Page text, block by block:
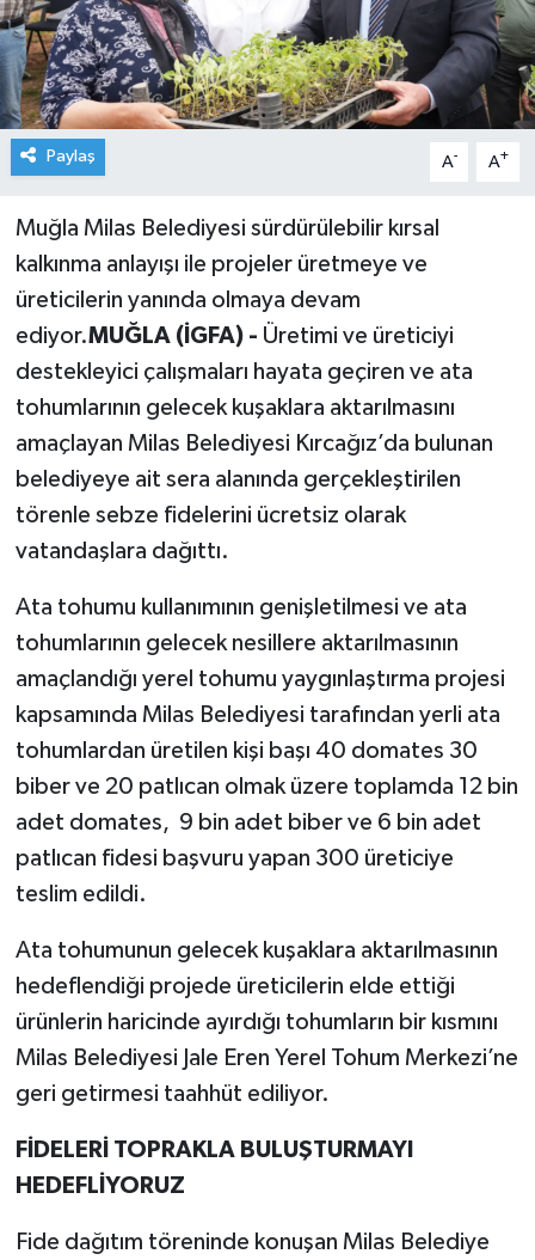
Paylaş A- A+
Muğla Milas Belediyesi sürdürülebilir kırsal
kalkınma anlayışı ile projeler üretmeye ve
üreticilerin yanında olmaya devam
ediyor.MUĞLA (İGFA) - Üretimi ve üreticiyi
destekleyici çalışmaları hayata geçiren ve ata
tohumlarının gelecek kuşaklara aktarılmasını
amaçlayan Milas Belediyesi Kırcağız’da bulunan
belediyeye ait sera alanında gerçekleştirilen
törenle sebze fidelerini ücretsiz olarak
vatandaşlara dağıttı.
Ata tohumu kullanımının genişletilmesi ve ata
tohumlarının gelecek nesillere aktarılmasının
amaçlandığı yerel tohumu yaygınlaştırma projesi
kapsamında Milas Belediyesi tarafından yerli ata
tohumlardan üretilen kişi başı 40 domates 30
biber ve 20 patlıcan olmak üzere toplamda 12 bin
adet domates, 9 bin adet biber ve 6 bin adet
patlıcan fidesi başvuru yapan 300 üreticiye
teslim edildi.
Ata tohumunun gelecek kuşaklara aktarılmasının
hedeflendiği projede üreticilerin elde ettiği
ürünlerin haricinde ayırdığı tohumların bir kısmını
Milas Belediyesi Jale Eren Yerel Tohum Merkezi’ne
geri getirmesi taahhüt ediliyor.
FİDELERİ TOPRAKLA BULUŞTURMAYI
HEDEFLİYORUZ
Fide dağıtım töreninde konuşan Milas Belediye